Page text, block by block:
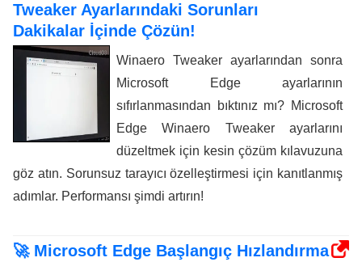
i
o
n
Tweaker Ayarlarındaki Sorunları
Dakikalar İçinde Çözün!
Winaero Tweaker ayarlarından sonra
Microsoft Edge ayarlarının
sıfırlanmasından bıktınız mı? Microsoft
Edge Winaero Tweaker ayarlarını
düzeltmek için kesin çözüm kılavuzuna
göz atın. Sorunsuz tarayıcı özelleştirmesi için kanıtlanmış
adımlar. Performansı şimdi artırın!
🚀 Microsoft Edge Başlangıç ​​Hızlandırma